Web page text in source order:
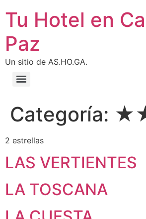
Tu Hotel en
Paz
Un sitio de AS.HO.GA.
Categoría:
2 estrellas
LAS VERTIENTES
LA TOSCANA